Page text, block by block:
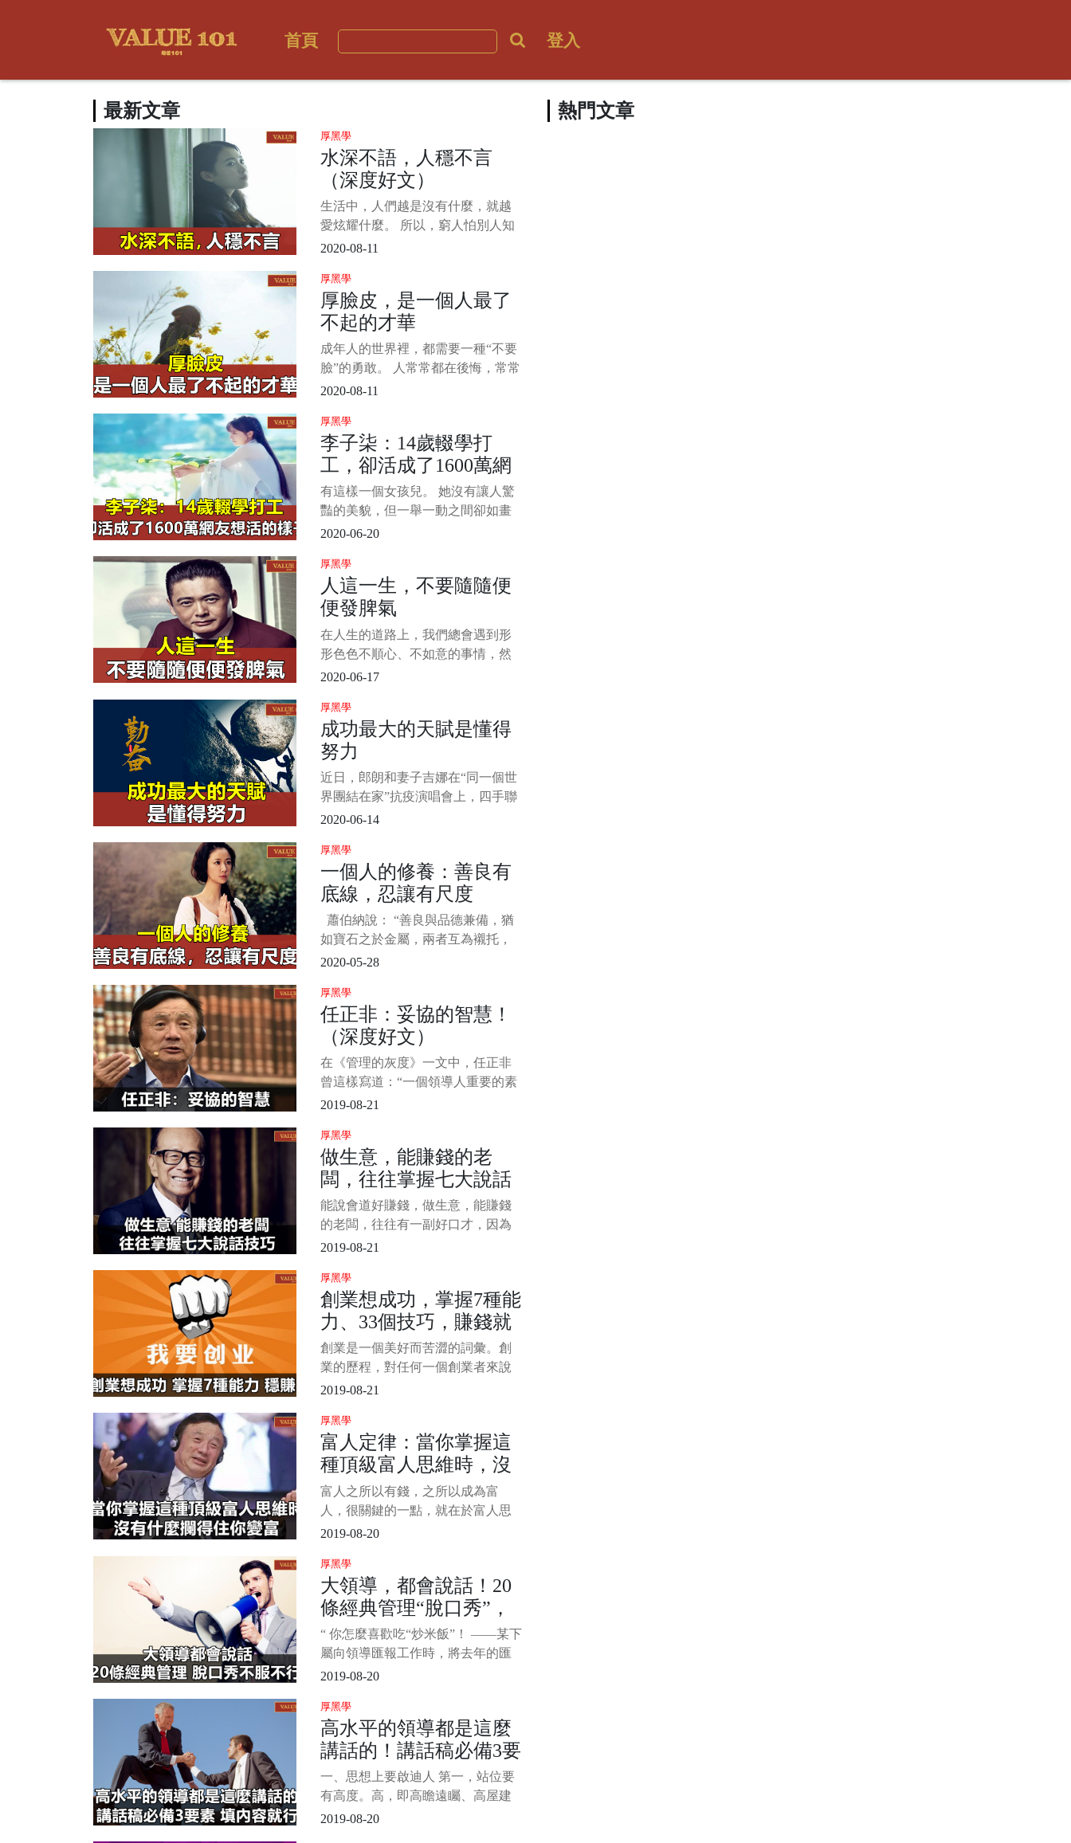
首頁 登入
最新文章
厚黑學
水深不語，人穩不言
（深度好文）
生活中，人們越是沒有什麼，就越
愛炫耀什麼。 所以，窮人怕別人知
道自己窮，拼命“炫富”；沒本事的人
其實，生命中的強者，往往是深藏
不露的，就像飽滿的麥穗一般，低
調謙遜。 正所謂“天不言自高、地
2020-08-11
厚黑學
厚臉皮，是一個人最了
不起的才華
成年人的世界裡，都需要一種“不要
臉”的勇敢。 人常常都在後悔，常常
將“早知道......”作為失去機會後的反
過就是被最無用卻也放不下的面子
所累，可還是打心眼裡覺得“面子大
於天”，委屈可
2020-08-11
厚黑學
李子柒：14歲輟學打
工，卻活成了1600萬網
友想活的樣子
有這樣一個女孩兒。 她沒有讓人驚
豔的美貌，但一舉一動之間卻如畫
中女子般古典淡雅。 她的身形十分
山爬樹，砍柴捕魚。 她經歷過世間
最苦痛的日子，卻能憑藉黑暗記憶
裡的些許微光，為世人造出了一個
卻又自帶仙氣，出塵而不染，遺
2020-06-20
厚黑學
人這一生，不要隨隨便
便發脾氣
在人生的道路上，我們總會遇到形
形色色不順心、不如意的事情，然
後積攢成一股股憤怒、怨恨、委
自己的方式發洩出來。 對我們來
說，有些負面情緒是需要及時發洩
出來的，強行窩在心裡反而會對我
們的身心造成傷害；然而，有些負
面情緒是需要我們獨自承擔的，畢
竟每個人都應該有所忍耐和擔
2020-06-17
厚黑學
成功最大的天賦是懂得
努力
近日，郎朗和妻子吉娜在“同一個世
界團結在家”抗疫演唱會上，四手聯
彈了驚艷四座的《Nocturne op. 9 no 1
動比心，狠狠地撒了一把“狗糧”。
網友紛紛留言點贊： “好羨慕這
2020-06-14
厚黑學
一個人的修養：善良有
底線，忍讓有尺度
蕭伯納說： “善良與品德兼備，猶
如寶石之於金屬，兩者互為襯托，
益增光彩。” 當一個人心存善念時，
人的品德魅力所在。 善良，是一個
人做人的準則，是用積極的一面看
待世界，看待身邊的一切，發現
美、發現最好的一面。
2020-05-28
厚黑學
任正非：妥協的智慧！
（深度好文）
在《管理的灰度》一文中，任正非
曾這樣寫道：“一個領導人重要的素
質是方向、節奏。他的水平就是合
自灰度、妥協與寬容。”灰度、妥協
與寬容正是任正非管理思維的精華
所在，其中妥協處於關鍵環節，無
論是灰度還是寬容，都要以妥協為
基礎，所以，也可以說任正非的管
理
2019-08-21
厚黑學
做生意，能賺錢的老
闆，往往掌握七大說話
技巧，難怪人家能發財
能說會道好賺錢，做生意，能賺錢
的老闆，往往有一副好口才，因為
無論是談生意還是推銷產品或者其
事。掌握一定的說話技巧，對於老
闆來說是必備的口才本領。一般來
說，做生意，能賺錢的老闆，往往
掌握以下七大說話技巧，難怪人家
能發財，看看你掌握了幾種？ 一、
想搞定生意，離不
2019-08-21
厚黑學
創業想成功，掌握7種能
力、33個技巧，賺錢就
比較穩！
創業是一個美好而苦澀的詞彙。創
業的歷程，對任何一個創業者來說
都是一種嚴峻的考驗和挑戰，需要
者來說，需要掌握怎樣的綜合能力
和技巧呢？以下分享創業成功者不
說，但你應該掌握的7種能力、33個
技巧，創業想成功，一旦掌握這些
能力和技巧，賺錢就比較穩，來學
習下吧。 第
2019-08-21
厚黑學
富人定律：當你掌握這
種頂級富人思維時，沒
有什麼攔得住你變富
富人之所以有錢，之所以成為富
人，很關鍵的一點，就在於富人思
維，而在富人思維中，有一種思維
思維時，沒有什麼攔得住你變富，
那就是藉力思維：沒人可以請，沒
錢可以藉，沒資源可以整合，不懂
可以外包，敵人可以和好，對手可
以收購……而窮人與富人的關鍵區
別也
2019-08-20
厚黑學
大領導，都會說話！20
條經典管理“脫口秀”，
不服不行
“ 你怎麼喜歡吃“炒米飯”！ ——某下
屬向領導匯報工作時，將去年的匯
報稿拿來稍作修改，領導聽後說了
動，既進行了委婉地批評，又用幽
默的方式避免太過尷尬。 “
2019-08-20
厚黑學
高水平的領導都是這麼
講話的！講話稿必備3要
素，填內容就行
一、思想上要啟迪人 第一，站位要
有高度。高，即高瞻遠矚、高屋建
瓴。“不謀全局者，不足以謀一域；
2019-08-20
熱門文章